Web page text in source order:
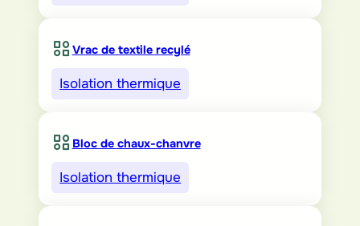
Vrac de textile recylé
Isolation thermique
Bloc de chaux-chanvre
Isolation thermique